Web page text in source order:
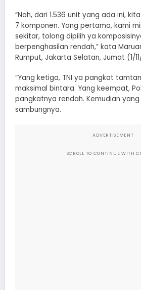
“Nah, dari 1.536 unit yang ada ini,
7 komponen. Yang pertama, kami
sekitar, tolong dipilih ya
berpenghasilan rendah,” kata
Rumput, Jakarta Selatan, Jumat (1/
“Yang ketiga, TNI ya pangkat
maksimal bintara. Yang keempat,
pangkatnya rendah. Kemudian yang
sambungnya.
ADVERTISEMENT
SCROLL TO CONTINUE WITH